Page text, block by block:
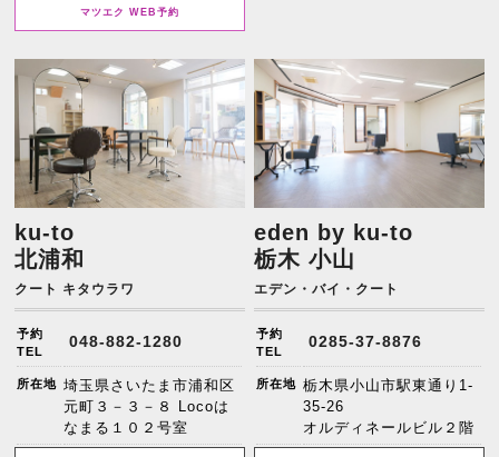
マツエク WEB予約
ku-to
北浦和
クート キタウラワ
予約
TEL
048-882-1280
所在地 埼玉県さいたま市浦和区
元町３－３－８ Locoは
なまる１０２号室
eden by ku-to
栃木 小山
エデン・バイ・クート
予約
TEL
0285-37-8876
所在地 栃木県小山市駅東通り1-
35-26
オルディネールビル２階